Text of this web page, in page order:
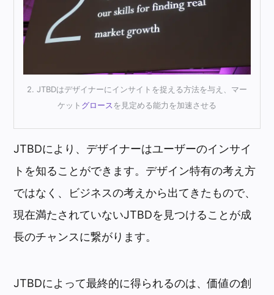
2. JTBDはデザイナーにインサイトを捉える方法を与え、マー
ケット グロースを見定める能力を加速させる
JTBDにより、デザイナーはユーザーのインサイ
トを知ることができます。デザイン特有の考え方
ではなく、ビジネスの考えから出てきたもので、
現在満たされていないJTBDを見つけることが成
長のチャンスに繋がります。
JTBDによって最終的に得られるのは、価値の創